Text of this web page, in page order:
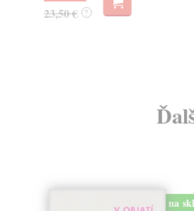
23,50 € ?
na